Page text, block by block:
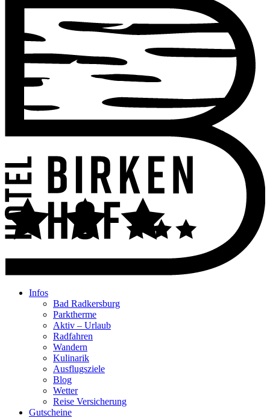
Infos
Bad Radkersburg
Parktherme
Aktiv – Urlaub
Radfahren
Wandern
Kulinarik
Ausflugsziele
Blog
Wetter
Reise Versicherung
Gutscheine